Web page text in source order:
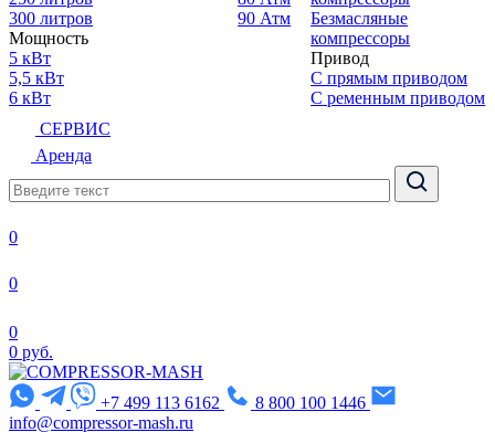
300 литров
Мощность
5 кВт
5,5 кВт
6 кВт
90 Атм
Безмасляные
компрессоры
Привод
С прямым приводом
С ременным приводом
СЕРВИС
Аренда
0
0
0
0 руб.
+7 499 113 6162
8 800 100 1446
info@compressor-mash.ru